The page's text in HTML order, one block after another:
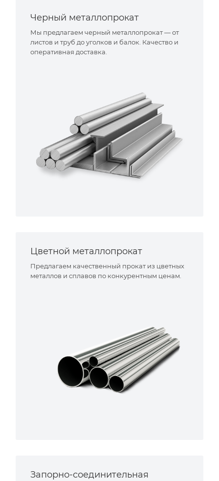
Черный металлопрокат
Мы предлагаем черный металлопрокат — от
листов и труб до уголков и балок. Качество и
оперативная доставка.
Цветной металлопрокат
Предлагаем качественный прокат из цветных
металлов и сплавов по конкурентным ценам.
Запорно-соединительная